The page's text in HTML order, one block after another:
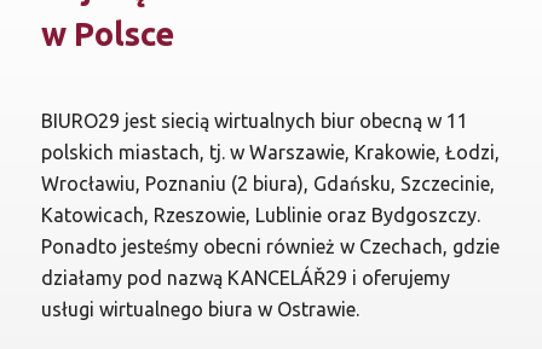
w Polsce
BIURO29 jest siecią wirtualnych biur obecną w 11
polskich miastach, tj. w Warszawie, Krakowie, Łodzi,
Wrocławiu, Poznaniu (2 biura), Gdańsku, Szczecinie,
Katowicach, Rzeszowie, Lublinie oraz Bydgoszczy.
Ponadto jesteśmy obecni również w Czechach, gdzie
działamy pod nazwą KANCELÁŘ29 i oferujemy
usługi wirtualnego biura w Ostrawie.